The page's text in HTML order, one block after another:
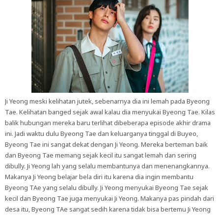
Ji Yeong meski kelihatan jutek, sebenarnya dia ini lemah pada Byeong
Tae. Kelihatan banged sejak awal kalau dia menyukai Byeong Tae. Kilas
balik hubungan mereka baru terlihat dibeberapa episode akhir drama
ini. Jadi waktu dulu Byeong Tae dan keluarganya tinggal di Buyeo,
Byeong Tae ini sangat dekat dengan Ji Yeong. Mereka berteman baik
dan Byeong Tae memang sejak kecil itu sangat lemah dan sering
dibully. Ji Yeong lah yang selalu membantunya dan menenangkannya.
Makanya Ji Yeong belajar bela diri itu karena dia ingin membantu
Byeong TAe yang selalu dibully. Ji Yeong menyukai Byeong Tae sejak
kecil dan Byeong Tae juga menyukai Ji Yeong. Makanya pas pindah dari
desa itu, Byeong TAe sangat sedih karena tidak bisa bertemu Ji Yeong